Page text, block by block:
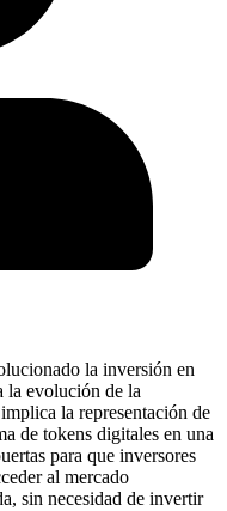
la inversión en
la evolución de la
la representación de
de tokens digitales en una
para que inversores
al mercado
sin necesidad de invertir